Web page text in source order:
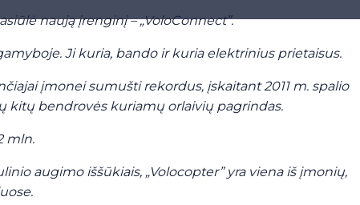
naują įrenginį – „VoloConnect”.
Ji kuria, bando ir kuria elektrinius prietaisus.
įmonei sumušti rekordus, įskaitant 2011 m. spalio
kitų bendrovės kuriamų orlaivių pagrindas.
mln.
augimo iššūkiais, „Volocopter” yra viena iš įmonių,